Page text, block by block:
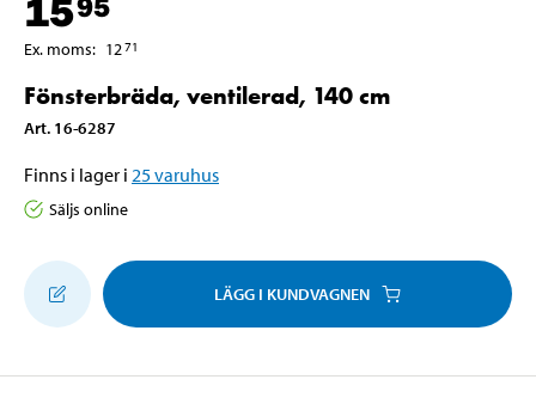
Ex. moms: 1271
Fönsterbräda, ventilerad, 140 cm
Art. 16-6287
Finns i lager i 25varuhus
Säljs online
LÄGG I KUNDVAGNEN